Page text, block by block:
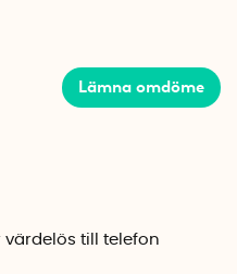
slaget med ett litet clips.
22 cm i diameter och 70
tyg som gör den skön att
i ett silikonmaterial
att hantera. Den
Lämna omdöme
värdelös till telefon